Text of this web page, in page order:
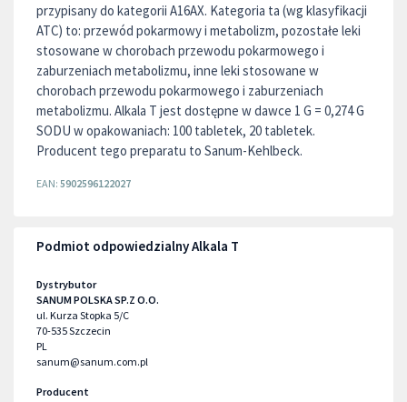
przypisany do kategorii A16AX. Kategoria ta (wg klasyfikacji
ATC) to: przewód pokarmowy i metabolizm, pozostałe leki
stosowane w chorobach przewodu pokarmowego i
zaburzeniach metabolizmu, inne leki stosowane w
chorobach przewodu pokarmowego i zaburzeniach
metabolizmu. Alkala T jest dostępne w dawce 1 G = 0,274 G
SODU w opakowaniach: 100 tabletek, 20 tabletek.
Producent tego preparatu to Sanum-Kehlbeck.
EAN: 5902596122027
Podmiot odpowiedzialny Alkala T
Dystrybutor
SANUM POLSKA SP.Z O.O.
ul. Kurza Stopka 5/C
70-535Szczecin
PL
sanum@sanum.com.pl
Producent